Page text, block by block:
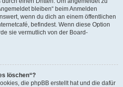
bleiben“ beim Anmelden
wenn du dich an einem öffentlichen
befindest. Wenn diese Option
sie vermutlich von der Board-
löschen“?
die phpBB erstellt hat und die dafür